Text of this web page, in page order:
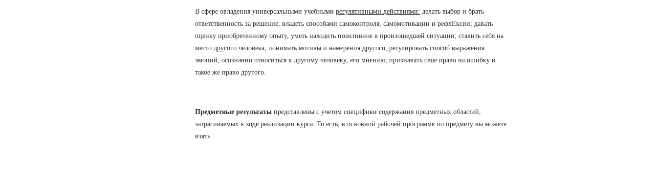
В сфере овладения универсальными учебными регулятивными действиями: делать выбор и брать
ответственность за решение; владеть способами самоконтроля, самомотивации и рефлЕксии; давать
оценку приобретенному опыту, уметь находить позитивное в произошедшей ситуации; ставить себя на
место другого человека, понимать мотивы и намерения другого; регулировать способ выражения
эмоций; осознанно относиться к другому человеку, его мнению; признавать свое право на ошибку и
такое же право другого.
Предметные результаты представлены с учетом специфики содержания предметных областей,
затрагиваемых в ходе реализации курса. То есть, в основной рабочей программе по предмету вы можете
взять.